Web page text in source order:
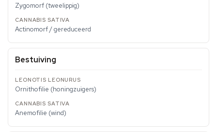
Zygomorf (tweelippig)
Actinomorf / gereduceerd
Bestuiving
Ornithofilie (honingzuigers)
Anemofilie (wind)